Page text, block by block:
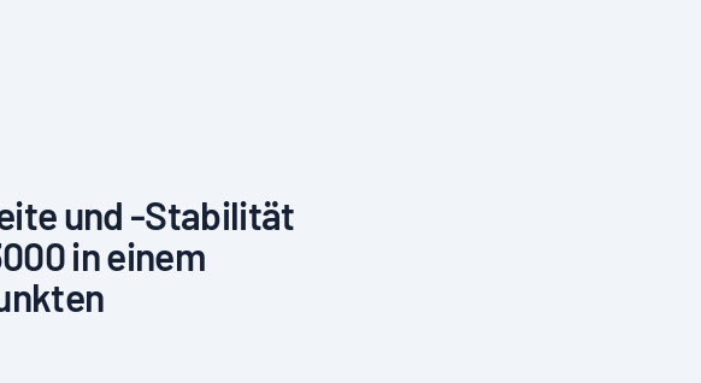
und -Stabilität
in einem